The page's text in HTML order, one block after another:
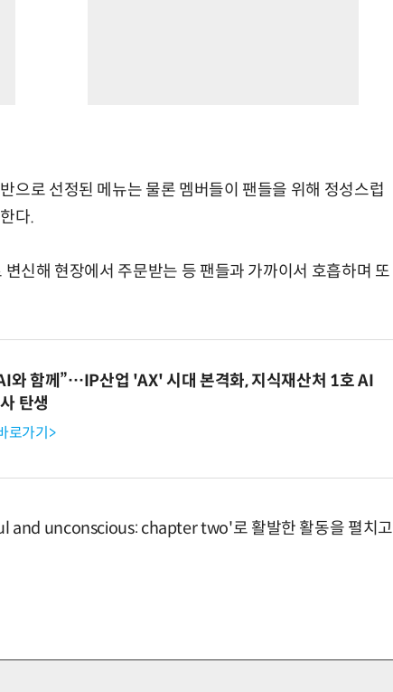
으로 선정된 메뉴는 물론 멤버들이 팬들을 위해 정성스럽
다.
신해 현장에서 주문받는 등 팬들과 가까이서 호흡하며 또
와 함께”…IP산업 'AX' 시대 본격화, 지식재산처 1호 AI
탄생
로가기>
and unconscious: chapter two'로 활발한 활동을 펼치고